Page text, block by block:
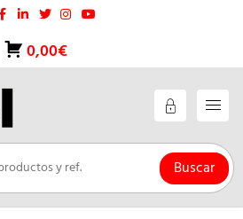
0,00€
Buscar